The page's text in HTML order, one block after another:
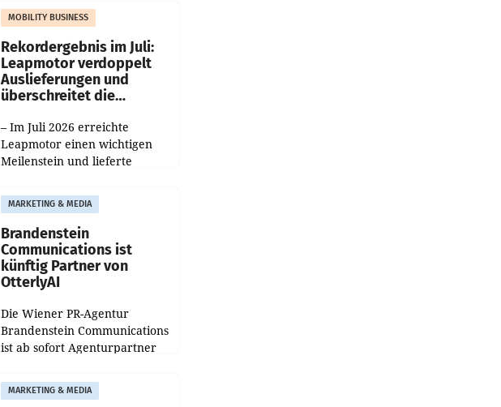
Die beiden Standorte liegen in
Haag sowie im rund
MOBILITY BUSINESS
Rekordergebnis im Juli:
Leapmotor verdoppelt
Auslieferungen und
überschreitet die
– Im Juli 2026 erreichte
Leapmotor einen wichtigen
Meilenstein und lieferte
aus, womit sich das Ergebnis
gegenüber Juli 2025 mehr als
verdoppelte (+102
MARKETING & MEDIA
Brandenstein
Communications ist
künftig Partner von
OtterlyAI
Die Wiener PR-Agentur
Brandenstein Communications
ist ab sofort Agenturpartner
Optimierungsplattform
OtterlyAI. Damit baut die
MARKETING & MEDIA